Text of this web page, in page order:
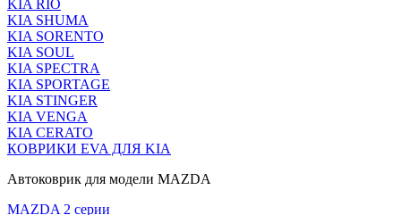
KIA RIO
KIA SHUMA
KIA SORENTO
KIA SOUL
KIA SPECTRA
KIA SPORTAGE
KIA STINGER
KIA VENGA
KIA CERATO
КОВРИКИ EVA ДЛЯ KIA
Автоковрик для модели MAZDA
MAZDA 2 серии